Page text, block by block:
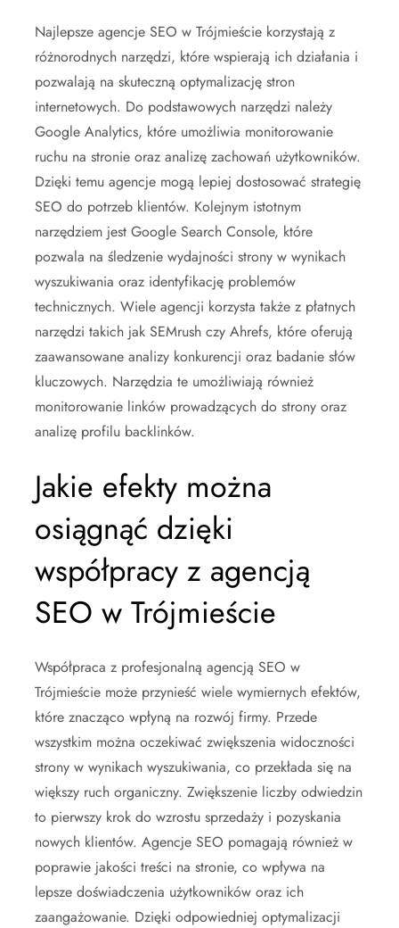
Najlepsze agencje SEO w Trójmieście korzystają z
różnorodnych narzędzi, które wspierają ich działania i
pozwalają na skuteczną optymalizację stron
internetowych. Do podstawowych narzędzi należy
Google Analytics, które umożliwia monitorowanie
ruchu na stronie oraz analizę zachowań użytkowników.
Dzięki temu agencje mogą lepiej dostosować strategię
SEO do potrzeb klientów. Kolejnym istotnym
narzędziem jest Google Search Console, które
pozwala na śledzenie wydajności strony w wynikach
wyszukiwania oraz identyfikację problemów
technicznych. Wiele agencji korzysta także z płatnych
narzędzi takich jak SEMrush czy Ahrefs, które oferują
zaawansowane analizy konkurencji oraz badanie słów
kluczowych. Narzędzia te umożliwiają również
monitorowanie linków prowadzących do strony oraz
analizę profilu backlinków.
Jakie efekty można
osiągnąć dzięki
współpracy z agencją
SEO w Trójmieście
Współpraca z profesjonalną agencją SEO w
Trójmieście może przynieść wiele wymiernych efektów,
które znacząco wpłyną na rozwój firmy. Przede
wszystkim można oczekiwać zwiększenia widoczności
strony w wynikach wyszukiwania, co przekłada się na
większy ruch organiczny. Zwiększenie liczby odwiedzin
to pierwszy krok do wzrostu sprzedaży i pozyskania
nowych klientów. Agencje SEO pomagają również w
poprawie jakości treści na stronie, co wpływa na
lepsze doświadczenia użytkowników oraz ich
zaangażowanie. Dzięki odpowiedniej optymalizacji